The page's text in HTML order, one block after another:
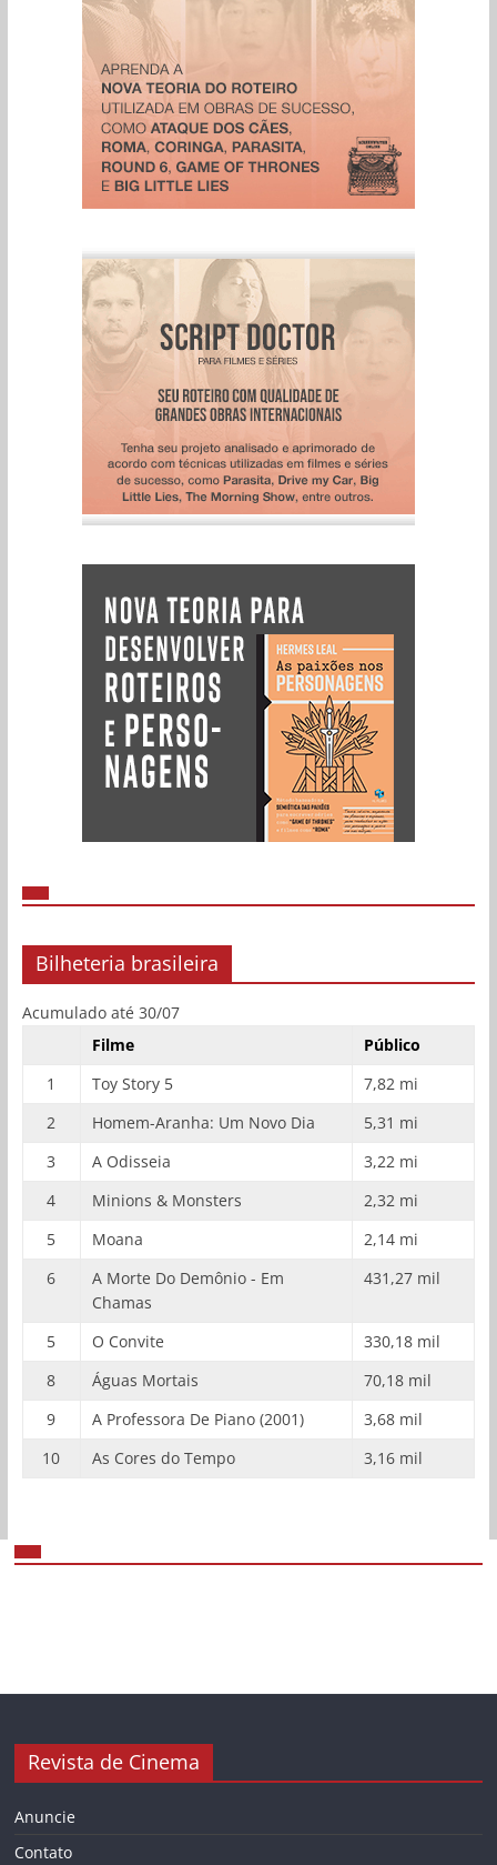
Bilheteria brasileira
Acumulado até 30/07
Filme
Público
1
Toy Story 5
7,82 mi
2
Homem-Aranha: Um Novo Dia
5,31 mi
3
A Odisseia
3,22 mi
4
Minions & Monsters
2,32 mi
5
Moana
2,14 mi
6
A Morte Do Demônio - Em
Chamas
431,27 mil
5 O Convite
330,18 mil
8
Águas Mortais
70,18 mil
9
A Professora De Piano (2001)
3,68 mil
10
As Cores do Tempo 3,16 mil
Revista de Cinema
Anuncie
Contato